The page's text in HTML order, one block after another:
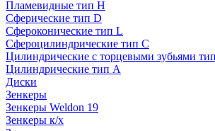
Пламевидные тип H
Сферические тип D
Сфероконические тип L
Сфероцилиндрические тип C
Цилиндрические с торцевыми зубьями
Цилиндрические тип А
Диски
Зенкеры
Зенкеры Weldon 19
Зенкеры к/х